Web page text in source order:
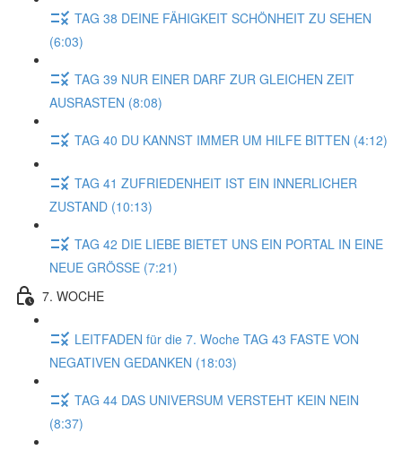
TAG 38 DEINE FÄHIGKEIT SCHÖNHEIT ZU SEHEN
(6:03)
TAG 39 NUR EINER DARF ZUR GLEICHEN ZEIT
AUSRASTEN (8:08)
TAG 40 DU KANNST IMMER UM HILFE BITTEN (4:12)
TAG 41 ZUFRIEDENHEIT IST EIN INNERLICHER
ZUSTAND (10:13)
TAG 42 DIE LIEBE BIETET UNS EIN PORTAL IN EINE
NEUE GRÖSSE (7:21)
7. WOCHE
LEITFADEN für die 7. Woche TAG 43 FASTE VON
NEGATIVEN GEDANKEN (18:03)
TAG 44 DAS UNIVERSUM VERSTEHT KEIN NEIN
(8:37)